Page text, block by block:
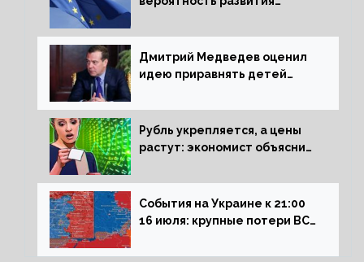
Дмитрий Медведев оценил
идею приравнять детей
Рубль укрепляется, а цены
растут: экономист объяснил
на рынок РФ
События на Украине к 21:00
16 июля: крупные потери ВСУ
обстреливает Донбасс из